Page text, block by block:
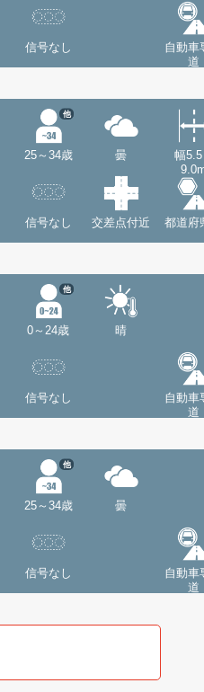
信号なし
自動車
道
25～34歳
他
曇
幅5.5
信号なし 交差点付近 都道府
0～24歳
他
晴
信号なし
自動車
道
25～34歳
他
曇
信号なし
自動車
道